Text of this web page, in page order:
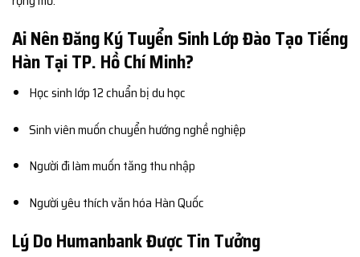
Ai Nên Đăng Ký Tuyển Sinh Lớp Đào Tạo Tiếng
Hàn Tại TP. Hồ Chí Minh?
Học sinh lớp 12 chuẩn bị du học
Sinh viên muốn chuyển hướng nghề nghiệp
Người đi làm muốn tăng thu nhập
Người yêu thích văn hóa Hàn Quốc
Lý Do Humanbank Được Tin Tưởng